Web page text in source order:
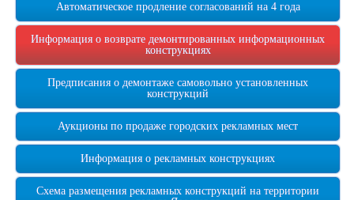
Автоматическое продление согласований на 4 года
Информация о возврате демонтированных информационных
конструкциях
Предписания о демонтаже самовольно установленных
конструкций
Аукционы по продаже городских рекламных мест
Информация о рекламных конструкциях
Схема размещения рекламных конструкций на территории